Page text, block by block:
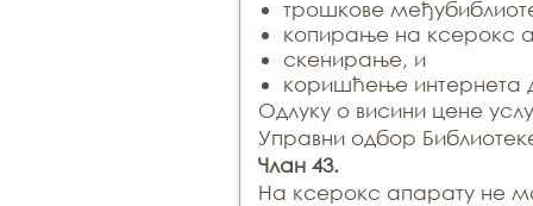
трошкове
копирање на ксерокс
скенирање, и
коришћење интернета
Одлуку о висини цене
Управни одбор
Члан 43.
На ксерокс апарату не